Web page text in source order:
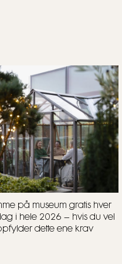
på museum gratis hver
i hele 2026 – hvis du vel
dette ene krav